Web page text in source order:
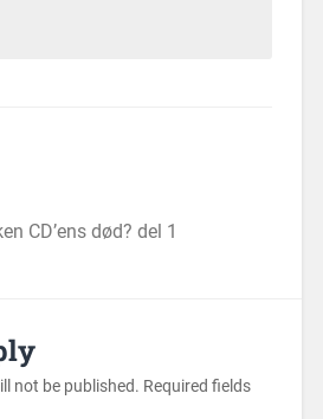
CD’ens død? del 1
not be published. Required fields